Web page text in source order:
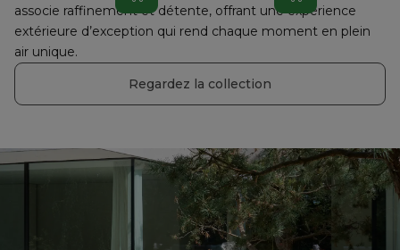
associe raffinement et détente, offrant une expérience
extérieure d’exception qui rend chaque moment en plein
air unique.
Regardez la collection